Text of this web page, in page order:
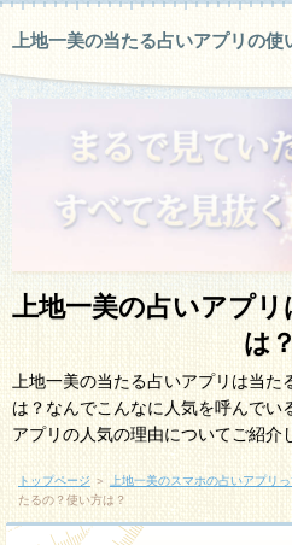
上地一美の当たる占いアプリの
上地一美の占いアプ
は？
上地一美の当たる占いアプリは当
は？なんでこんなに人気を呼んでい
アプリの人気の理由についてご紹介
トップページ＞ 上地一美のスマホの占いアプリ
たるの？使い方は？